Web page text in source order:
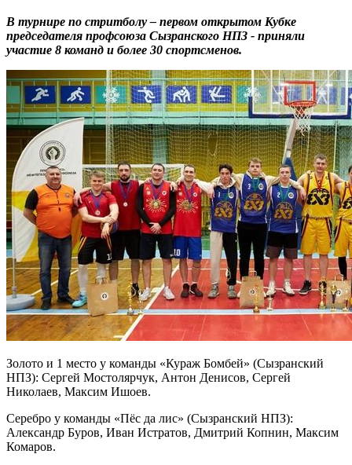
В турнире по стритболу – первом открытом Кубке
председателя профсоюза Сызранского НПЗ - приняли
участие 8 команд и более 30 спортсменов.
Золото и 1 место у команды «Кураж Бомбей» (Сызранский
НПЗ): Сергей Мостолярчук, Антон Денисов, Сергей
Николаев, Максим Ишоев.
Серебро у команды «Пёс да лис» (Сызранский НПЗ):
Александр Буров, Иван Истратов, Дмитрий Копнин, Максим
Комаров.